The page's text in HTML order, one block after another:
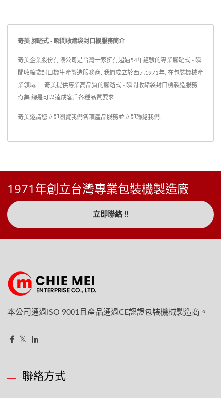
奇美 腳踏式 - 瞬間收縮袋封口機服務簡介
奇美企業股份有限公司是台灣一家擁有超過54年經驗的專業腳踏式 - 瞬
間收縮袋封口機生產製造服務商. 我們成立於西元1971年, 在包裝機械產
業領域上, 奇美提供專業高品質的腳踏式 - 瞬間收縮袋封口機製造服務,
奇美 總是可以達成客戶各種品質要求
奇美邀請您立即瀏覽我們各項產品服務並立即聯絡我們
1971年創立台灣專業包裝機製造廠
立即聯絡 !!
本公司通過ISO 9001且產品通過CE認證包裝機械製造商。
聯絡方式